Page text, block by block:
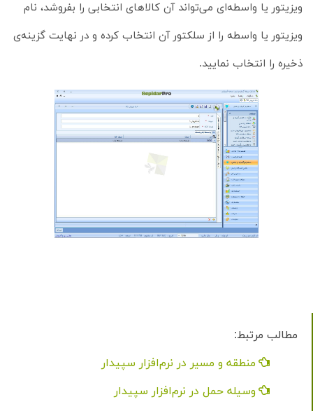
ویزیتور یا واسطه‌ای می‌تواند آن کالاهای انتخابی را بفروشد، نام
ویزیتور یا واسطه را از سلکتور آن انتخاب کرده و در نهایت گزینه‌ی
ذخیره را انتخاب نمایید.
مطالب مرتبط:
منطقه و مسیر در نرم‌افزار سپیدار
وسیله حمل در نرم‌افزار سپیدار